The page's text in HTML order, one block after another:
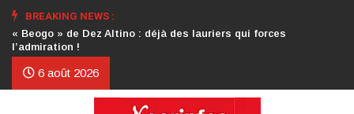
BREAKING NEWS :
Crise au CDP : l’authentification de la lettre du président
d’honneur toujours attendue
6 août 2026